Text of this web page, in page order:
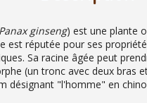
Panax ginseng) est une plante
est réputée pour ses
Sa racine âgée peut
(un tronc avec deux bras
désignant "l'homme" en